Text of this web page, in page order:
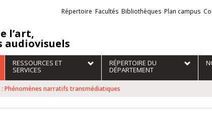
l’art,
audiovisuels
Liens
externes
Répertoire Facultés Bibliothèques Plan campus
RESSOURCES ET
SERVICES
RÉPERTOIRE DU
DÉPARTEMENT
: Phénomènes narratifs transmédiatiques